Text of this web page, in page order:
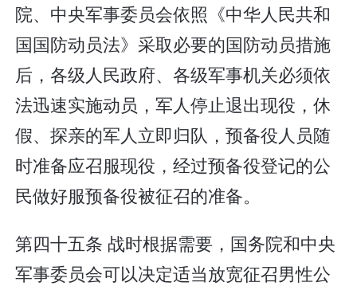
院、中央军事委员会依照《中华人民共和
国国防动员法》采取必要的国防动员措施
后，各级人民政府、各级军事机关必须依
法迅速实施动员，军人停止退出现役，休
假、探亲的军人立即归队，预备役人员随
时准备应召服现役，经过预备役登记的公
民做好服预备役被征召的准备。
第四十五条 战时根据需要，国务院和中央
军事委员会可以决定适当放宽征召男性公